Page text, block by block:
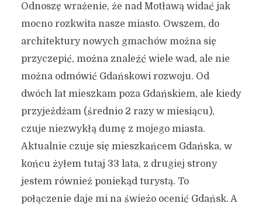
Odnoszę wrażenie, że nad Motławą widać jak
mocno rozkwita nasze miasto. Owszem, do
architektury nowych gmachów można się
przyczepić, można znaleźć wiele wad, ale nie
można odmówić Gdańskowi rozwoju. Od
dwóch lat mieszkam poza Gdańskiem, ale kiedy
przyjeżdżam (średnio 2 razy w miesiącu),
czuje niezwykłą dumę z mojego miasta.
Aktualnie czuje się mieszkańcem Gdańska, w
końcu żyłem tutaj 33 lata, z drugiej strony
jestem również poniekąd turystą. To
połączenie daje mi na świeżo ocenić Gdańsk. A